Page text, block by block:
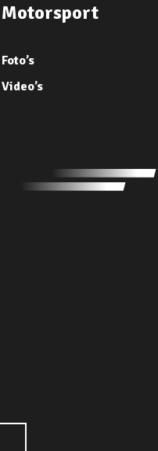
Motorsport
Foto’s
Video’s